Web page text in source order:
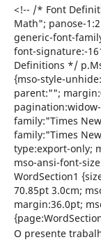
<!-- /* Font
Math"; panose-
generic-font-
font-signature:-
Definitions */
{mso-style-
parent:"";
family:"Times
family:"Times
type:export-only;
mso-ansi-font-
WordSection1
70.85pt 3.0cm;
margin:36.0pt;
O presente